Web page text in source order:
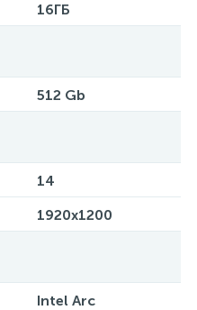
16ГБ
512 Gb
14
1920x1200
Intel Arc